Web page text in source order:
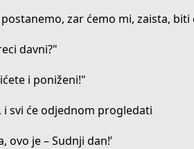
zar ćemo mi, zaista, biti
davni?"
i poniženi!"
i svi će odjednom progledati
ovo je – Sudnji dan!’